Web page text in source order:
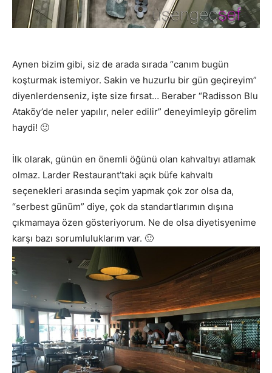
Aynen bizim gibi, siz de arada sırada “canım bugün
koşturmak istemiyor. Sakin ve huzurlu bir gün geçireyim”
diyenlerdenseniz, işte size fırsat… Beraber “Radisson Blu
Ataköy’de neler yapılır, neler edilir” deneyimleyip görelim
haydi! 🙂
İlk olarak, günün en önemli öğünü olan kahvaltıyı atlamak
olmaz. Larder Restaurant’taki açık büfe kahvaltı
seçenekleri arasında seçim yapmak çok zor olsa da,
“serbest günüm” diye, çok da standartlarımın dışına
çıkmamaya özen gösteriyorum. Ne de olsa diyetisyenime
karşı bazı sorumluluklarım var. 🙂